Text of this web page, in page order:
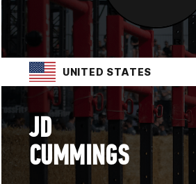
UNITED STATES
JD
CUMMINGS